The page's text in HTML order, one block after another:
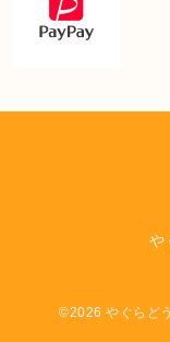
や
©2026 やぐらど